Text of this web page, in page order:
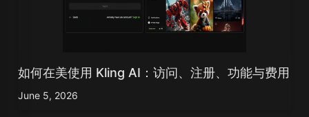
如何在美使用 Kling AI：访问、注册、功能与费用
June 5, 2026